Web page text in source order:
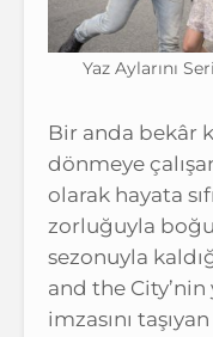
Yaz Aylarını
Bir anda bekâr
dönmeye
olarak hayata
zorluğuyla
sezonuyla
and the City’nin
imzasını